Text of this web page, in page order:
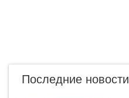
Последние новости